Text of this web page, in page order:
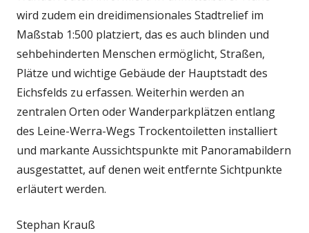
wird zudem ein dreidimensionales Stadtrelief im
Maßstab 1:500 platziert, das es auch blinden und
sehbehinderten Menschen ermöglicht, Straßen,
Plätze und wichtige Gebäude der Hauptstadt des
Eichsfelds zu erfassen. Weiterhin werden an
zentralen Orten oder Wanderparkplätzen entlang
des Leine-Werra-Wegs Trockentoiletten installiert
und markante Aussichtspunkte mit Panoramabildern
ausgestattet, auf denen weit entfernte Sichtpunkte
erläutert werden.
Stephan Krauß